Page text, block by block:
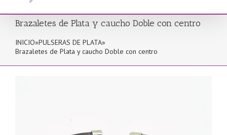
Brazaletes de Plata y caucho Doble con centro
INICIO»PULSERAS DE PLATA»
Brazaletes de Plata y caucho Doble con centro